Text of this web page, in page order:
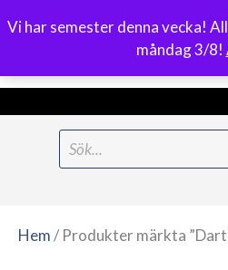
Vi har semester denna vecka!
måndag 3/8!
Meny
Hem/ Produkter märkta ”Dart